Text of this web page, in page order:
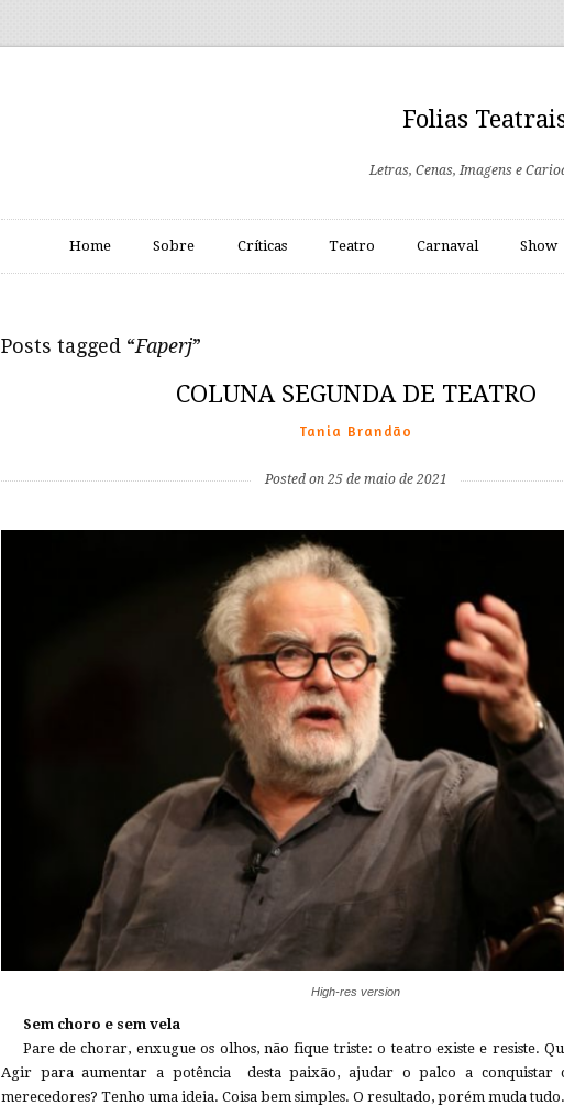
Folias
Letras, Cenas, Imagens e
Home Sobre Críticas Teatro Carnaval Show
Posts tagged “Faperj”
COLUNA SEGUNDA DE TEATRO
Tania Brandão
Posted on 25 de maio de 2021
High-res version
Sem choro e sem vela
Pare de chorar, enxugue os olhos, não fique triste: o teatro existe e resiste.
Agir para aumentar a potência desta paixão, ajudar o palco a conquistar
merecedores? Tenho uma ideia. Coisa bem simples. O resultado, porém muda tudo.